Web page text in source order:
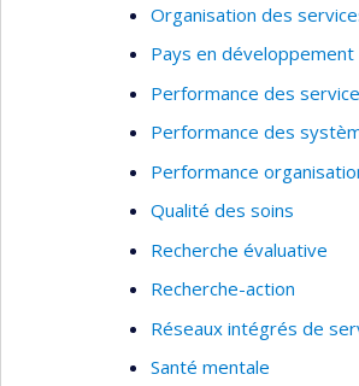
Organisation des
Pays en développement
Performance des
Performance des
Performance
Qualité des soins
Recherche évaluative
Recherche-action
Réseaux intégrés de
Santé mentale